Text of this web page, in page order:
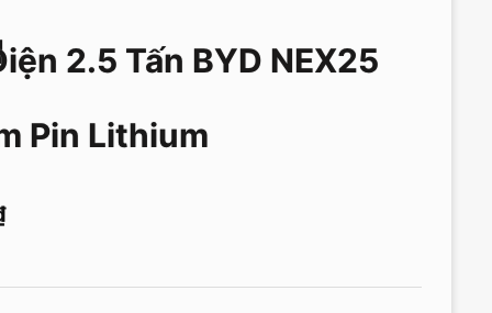
2.5 Tấn BYD NEX25
Pin Lithium